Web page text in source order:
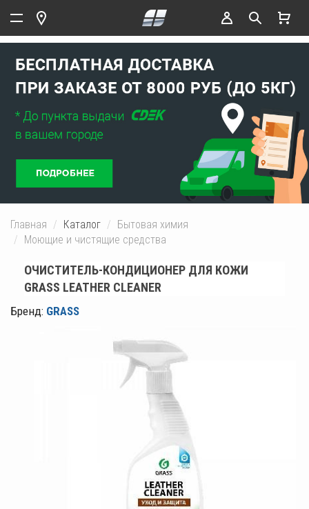
Главная Каталог
Бытовая химия
Моющие и чистящие средства
ОЧИСТИТЕЛЬ-КОНДИЦИОНЕР ДЛЯ КОЖИ
GRASS LEATHER CLEANER
Бренд: GRASS